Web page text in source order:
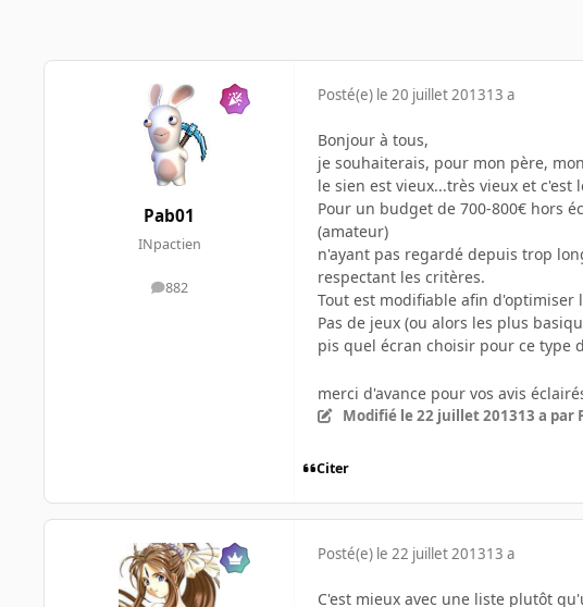
Pab01
INpactien
882
messages
Posté(e) le 20 juillet 201313 a
Bonjour à tous,
je souhaiterais, pour mon père,
le sien est vieux...très vieux et c'est
Pour un budget de 700-800€ hors
(amateur)
n'ayant pas regardé depuis trop
respectant les critères.
Tout est modifiable afin
Pas de jeux (ou alors les plus
pis quel écran choisir pour ce type
merci d'avance pour vos avis
Modifié le 22 juillet 201313 a par
Citer
Posté(e) le 22 juillet 201313 a
C'est mieux avec une liste plutôt